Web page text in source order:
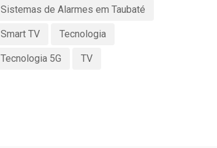
Sistemas de Alarmes em Taubaté
Smart TV Tecnologia
Tecnologia 5G TV